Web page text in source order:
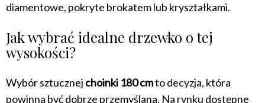
diamentowe, pokryte brokatem lub kryształkami.
Jak wybrać idealne drzewko o tej
wysokości?
Wybór sztucznej choinki 180 cmto decyzja, która
powinna być dobrze przemyślana. Na rynku dostępne